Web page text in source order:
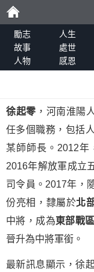
勵
志
勵志 人生
故事
處世
人物
感恩
徐起零，河南淮陽
任多個職務，包括
某師師長。2012年
2016年解放軍成立
司令員。2017年，
份亮相，隸屬於北
中將，成為東部戰區
晉升為中將軍銜。
最新訊息顯示，徐